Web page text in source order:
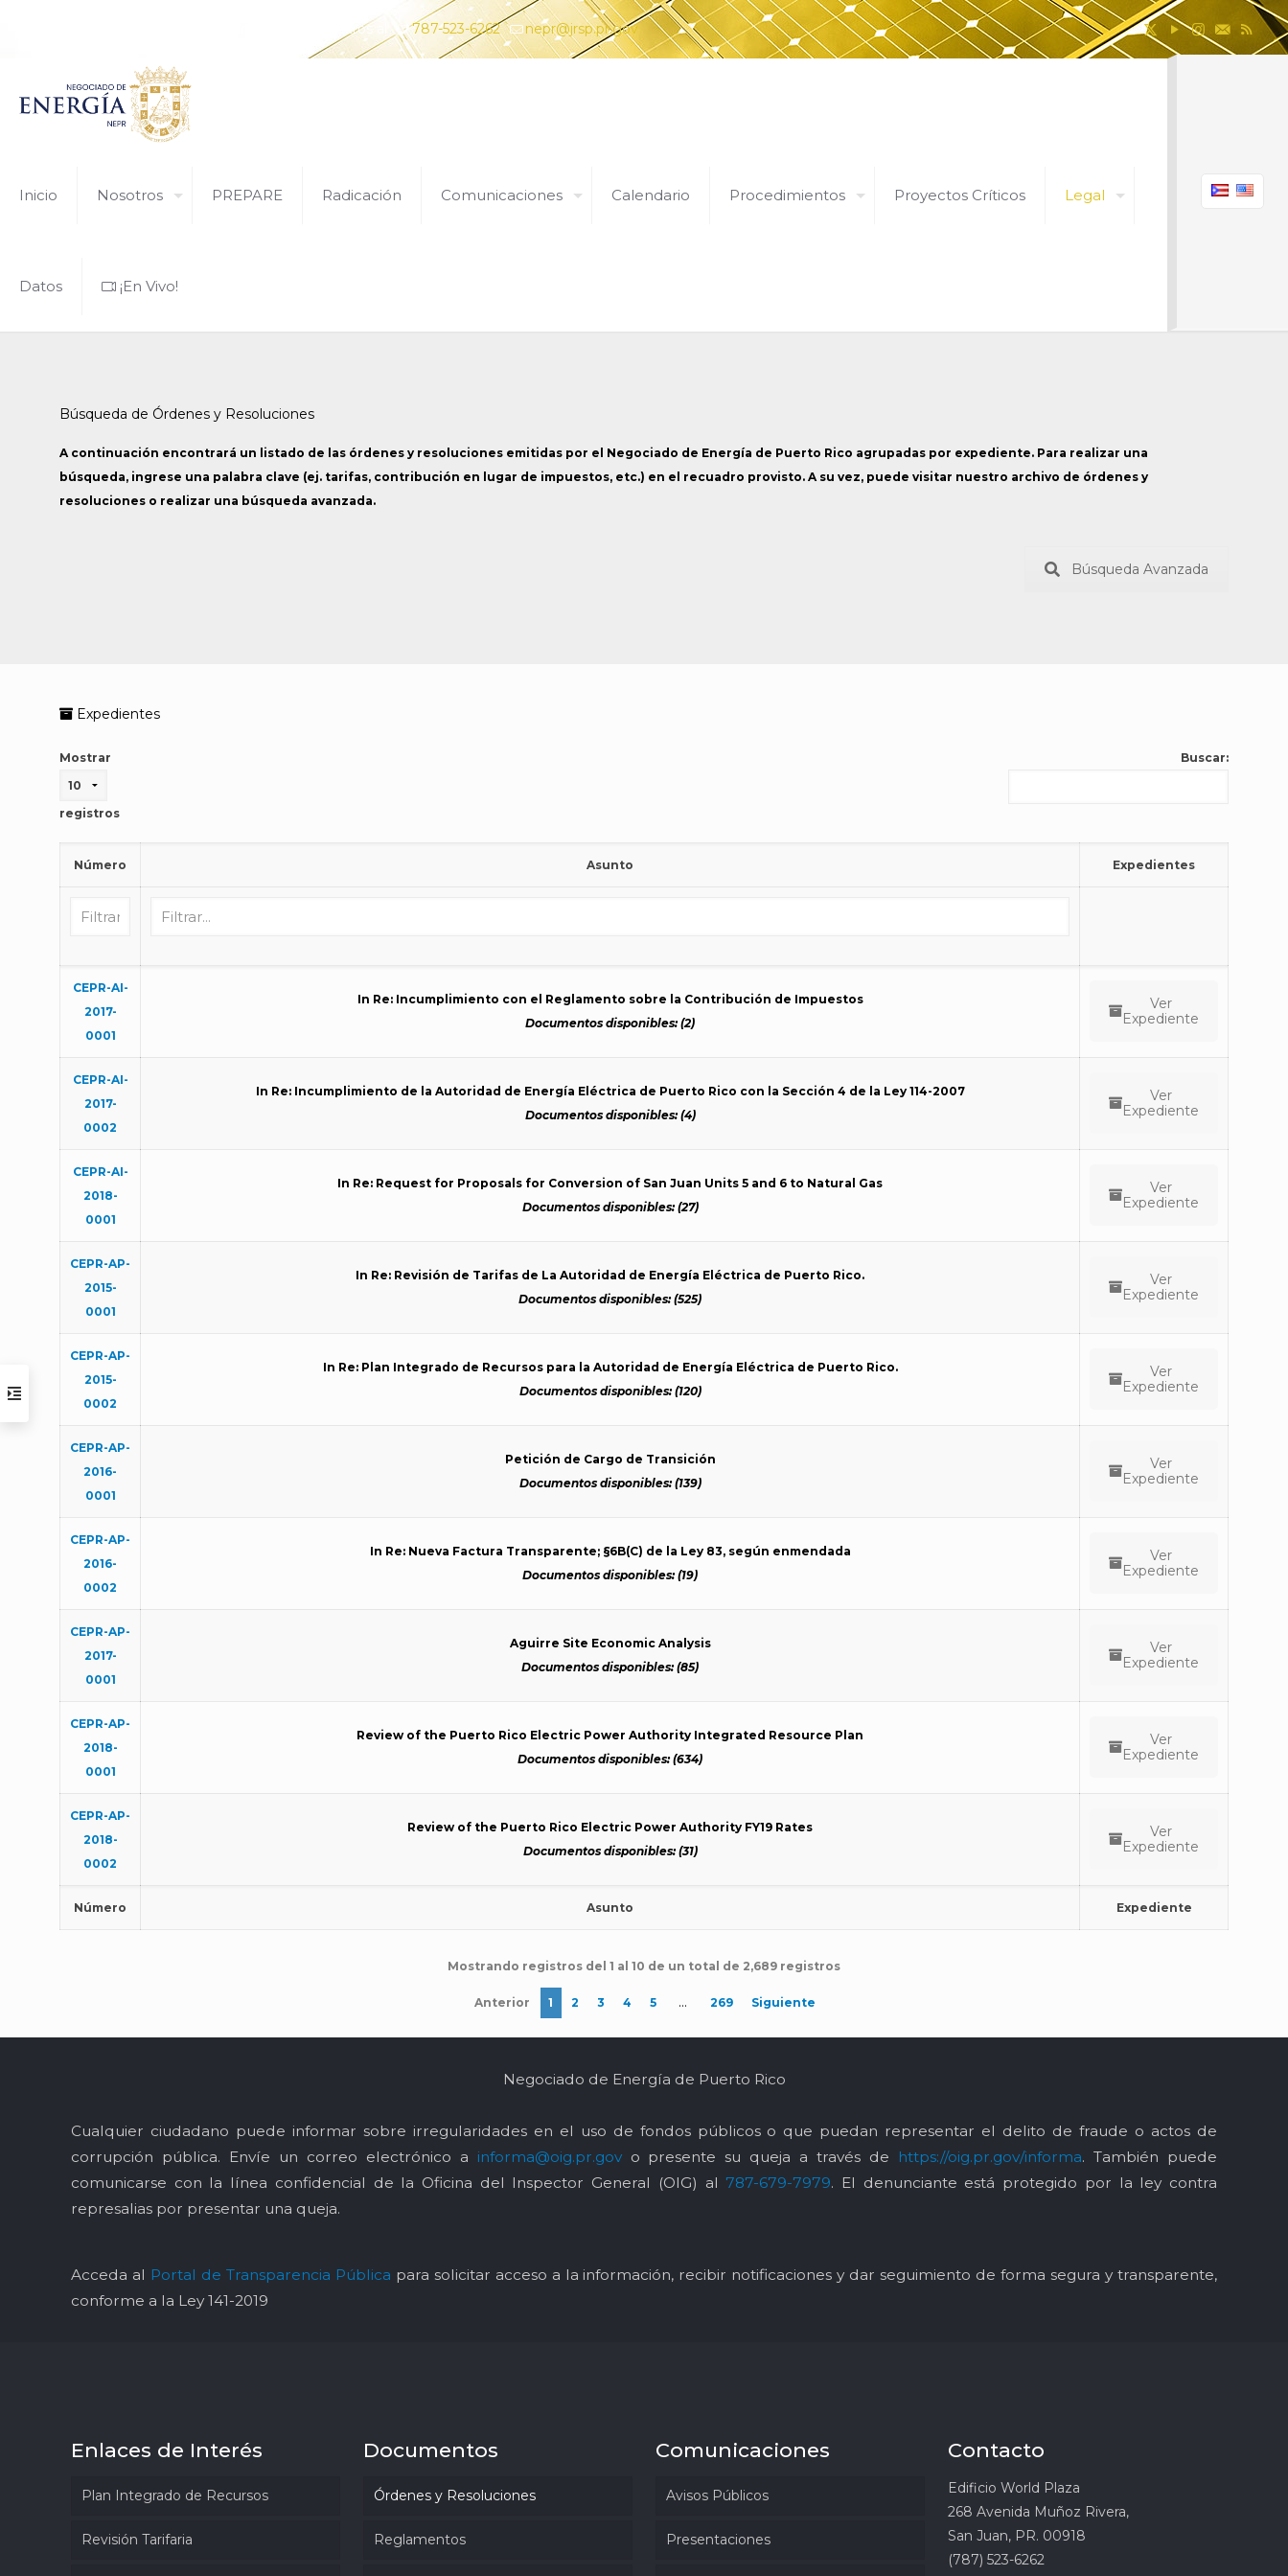
¿Tiene alguna pregunta? Comunícate con nosotros al 787-523-6262 nepr@jrsp.pr.gov
Inicio Nosotros PREPARE Radicación Comunicaciones Calendario Procedimientos Proyectos Críticos Legal
Datos ¡En Vivo!
Búsqueda de Órdenes y Resoluciones
A continuación encontrará un listado de las órdenes y resoluciones emitidas por el Negociado de Energía de Puerto Rico agrupadas por expediente. Para realizar una
búsqueda, ingrese una palabra clave (ej. tarifas, contribución en lugar de impuestos, etc.) en el recuadro provisto. A su vez, puede visitar nuestro archivo de órdenes y
resoluciones o realizar una búsqueda avanzada.
Búsqueda Avanzada
Expedientes
Mostrar
registros
Buscar:
Número Asunto Expedientes
CEPR-AI-
2017-
0001
In Re: Incumplimiento con el Reglamento sobre la Contribución de Impuestos
Documentos disponibles: (2)
Ver
Expediente
CEPR-AI-
2017-
0002
In Re: Incumplimiento de la Autoridad de Energía Eléctrica de Puerto Rico con la Sección 4 de la Ley 114-2007
Documentos disponibles: (4)
Ver
Expediente
CEPR-AI-
2018-
0001
In Re: Request for Proposals for Conversion of San Juan Units 5 and 6 to Natural Gas
Documentos disponibles: (27)
Ver
Expediente
CEPR-AP-
2015-
0001
In Re: Revisión de Tarifas de La Autoridad de Energía Eléctrica de Puerto Rico.
Documentos disponibles: (525)
Ver
Expediente
CEPR-AP-
2015-
0002
In Re: Plan Integrado de Recursos para la Autoridad de Energía Eléctrica de Puerto Rico.
Documentos disponibles: (120)
Ver
Expediente
CEPR-AP-
2016-
0001
Petición de Cargo de Transición
Documentos disponibles: (139)
Ver
Expediente
CEPR-AP-
2016-
0002
In Re: Nueva Factura Transparente; §6B(C) de la Ley 83, según enmendada
Documentos disponibles: (19)
Ver
Expediente
CEPR-AP-
2017-
0001
Aguirre Site Economic Analysis
Documentos disponibles: (85)
Ver
Expediente
CEPR-AP-
2018-
0001
Review of the Puerto Rico Electric Power Authority Integrated Resource Plan
Documentos disponibles: (634)
Ver
Expediente
CEPR-AP-
2018-
0002
Review of the Puerto Rico Electric Power Authority FY19 Rates
Documentos disponibles: (31)
Ver
Expediente
Número Asunto Expediente
Mostrando registros del 1 al 10 de un total de 2,689 registros
Anterior 1 2 3 4 5 … 269 Siguiente
Negociado de Energía de Puerto Rico
Cualquier ciudadano puede informar sobre irregularidades en el uso de fondos públicos o que puedan representar el delito de fraude o actos de
corrupción pública. Envíe un correo electrónico a informa@oig.pr.govo presente su queja a través de https://oig.pr.gov/informa. También puede
comunicarse con la línea confidencial de la Oficina del Inspector General (OIG) al 787-679-7979. El denunciante está protegido por la ley contra
represalias por presentar una queja.
Acceda al Portal de Transparencia Pública para solicitar acceso a la información, recibir notificaciones y dar seguimiento de forma segura y transparente,
conforme a la Ley 141-2019
Enlaces de Interés
Plan Integrado de Recursos
Revisión Tarifaria
Documentos
Órdenes y Resoluciones
Reglamentos
Comunicaciones
Avisos Públicos
Presentaciones
Contacto
Edificio World Plaza
268 Avenida Muñoz Rivera,
San Juan, PR. 00918
(787) 523-6262